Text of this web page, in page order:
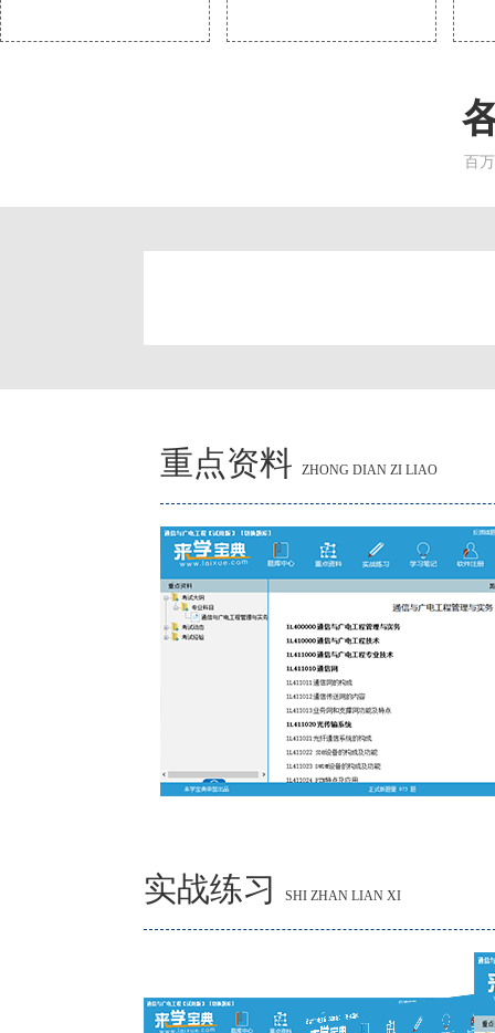
百
重点资料 ZHONG DIAN ZI LIAO
实战练习 SHI ZHAN LIAN XI